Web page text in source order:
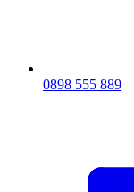
0898 555 889